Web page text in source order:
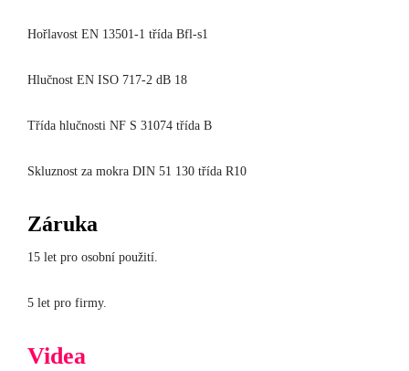
Hořlavost EN 13501-1 třída Bfl-s1
Hlučnost EN ISO 717-2 dB 18
Třída hlučnosti NF S 31074 třída B
Skluznost za mokra DIN 51 130 třída R10
Záruka
15 let pro osobní použití.
5 let pro firmy.
Videa